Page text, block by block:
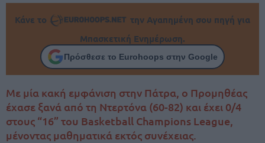
Κάνε το
την Αγαπημένη σου πηγή για
Μπασκετική Ενημέρωση.
Πρόσθεσε το Eurohoops στην Google
Με μία κακή εμφάνιση στην Πάτρα, ο Προμηθέας
έχασε ξανά από τη Ντερτόνα (60-82) και έχει 0/4
στους “16” του Basketball Champions League,
μένοντας μαθηματικά εκτός συνέχειας.